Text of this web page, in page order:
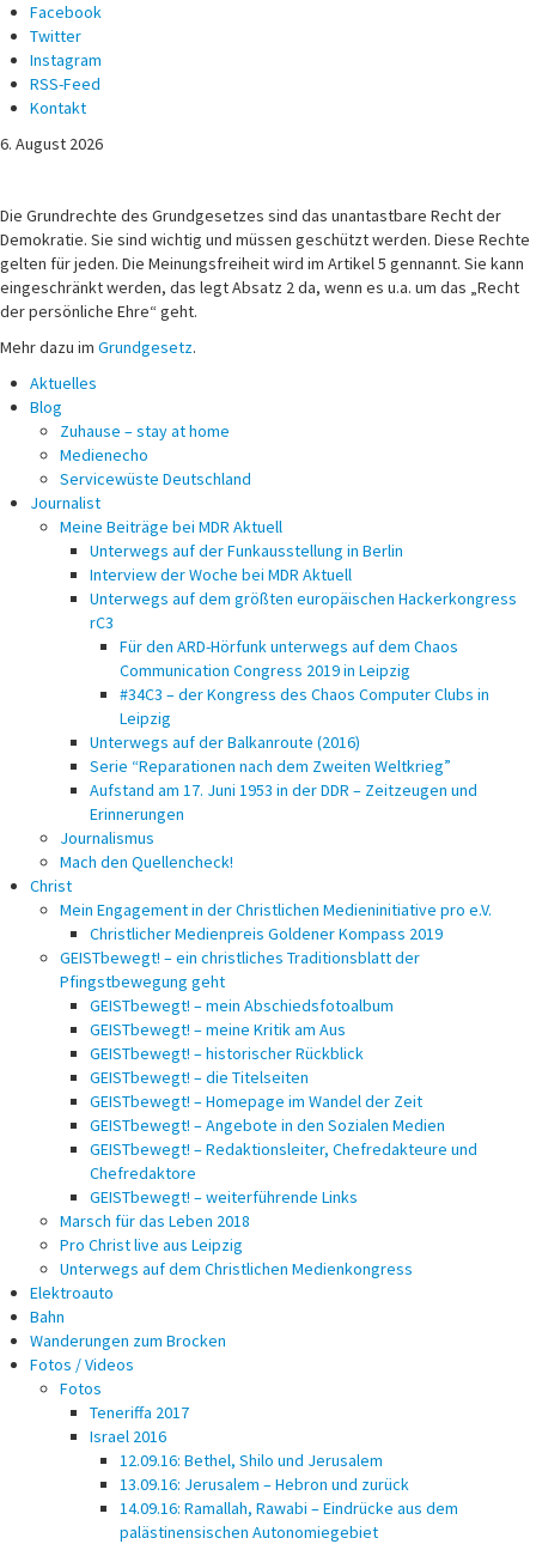
Facebook
Twitter
Instagram
RSS-Feed
Kontakt
6. August 2026
Michael Voß
Journalist und Christ
Die Grundrechte des Grundgesetzes sind das unantastbare Recht der
Demokratie. Sie sind wichtig und müssen geschützt werden. Diese Rechte
gelten für jeden. Die Meinungsfreiheit wird im Artikel 5 gennannt. Sie kann
eingeschränkt werden, das legt Absatz 2 da, wenn es u.a. um das „Recht
der persönliche Ehre“ geht.
Mehr dazu im Grundgesetz.
Aktuelles
Blog
Zuhause – stay at home
Medienecho
Servicewüste Deutschland
Journalist
Meine Beiträge bei MDR Aktuell
Unterwegs auf der Funkausstellung in Berlin
Interview der Woche bei MDR Aktuell
Unterwegs auf dem größten europäischen Hackerkongress
rC3
Für den ARD-Hörfunk unterwegs auf dem Chaos
Communication Congress 2019 in Leipzig
#34C3 – der Kongress des Chaos Computer Clubs in
Leipzig
Unterwegs auf der Balkanroute (2016)
Serie “Reparationen nach dem Zweiten Weltkrieg”
Aufstand am 17. Juni 1953 in der DDR – Zeitzeugen und
Erinnerungen
Journalismus
Mach den Quellencheck!
Christ
Mein Engagement in der Christlichen Medieninitiative pro e.V.
Christlicher Medienpreis Goldener Kompass 2019
GEISTbewegt! – ein christliches Traditionsblatt der
Pfingstbewegung geht
GEISTbewegt! – mein Abschiedsfotoalbum
GEISTbewegt! – meine Kritik am Aus
GEISTbewegt! – historischer Rückblick
GEISTbewegt! – die Titelseiten
GEISTbewegt! – Homepage im Wandel der Zeit
GEISTbewegt! – Angebote in den Sozialen Medien
GEISTbewegt! – Redaktionsleiter, Chefredakteure und
Chefredaktore
GEISTbewegt! – weiterführende Links
Marsch für das Leben 2018
Pro Christ live aus Leipzig
Unterwegs auf dem Christlichen Medienkongress
Elektroauto
Bahn
Wanderungen zum Brocken
Fotos / Videos
Fotos
Teneriffa 2017
Israel 2016
12.09.16: Bethel, Shilo und Jerusalem
13.09.16: Jerusalem – Hebron und zurück
14.09.16: Ramallah, Rawabi – Eindrücke aus dem
palästinensischen Autonomiegebiet